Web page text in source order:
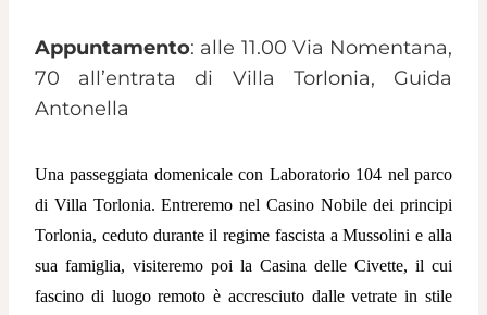
Appuntamento: alle 11.00 Via Nomentana,
70 all’entrata di Villa Torlonia, Guida
Antonella
Una passeggiata domenicale con Laboratorio 104 nel parco
di Villa Torlonia. Entreremo nel Casino Nobile dei principi
Torlonia, ceduto durante il regime fascista a Mussolini e alla
sua famiglia, visiteremo poi la Casina delle Civette, il cui
fascino di luogo remoto è accresciuto dalle vetrate in stile